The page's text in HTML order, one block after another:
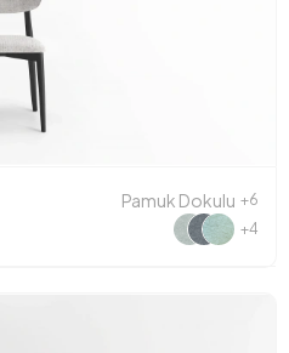
Pamuk Dokulu +6
+4